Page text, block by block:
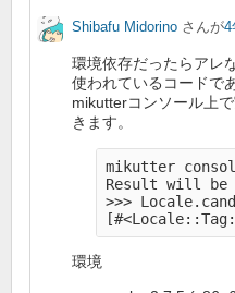
Shibafu Midorino さんが4
環境依存だったらアレ
使われているコードで
mikutterコンソール上
きます。
mikutter
Result will be
>>>
環境